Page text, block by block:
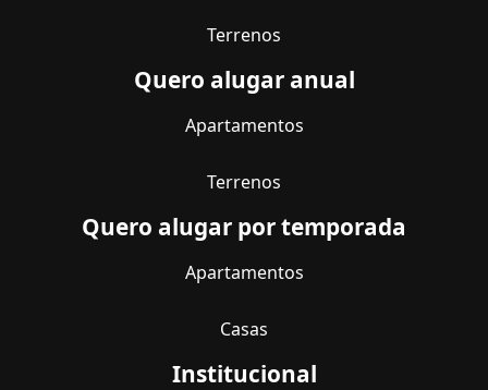
Terrenos
Quero alugar anual
Apartamentos
Terrenos
Quero alugar por temporada
Apartamentos
Casas
Institucional